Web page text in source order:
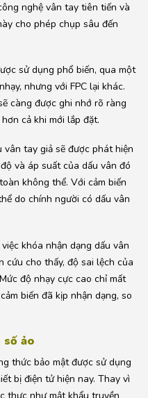
nghệ vân tay tiên tiến và
cho phép chụp sâu đến
sử dụng phổ biến, qua một
nhưng với FPC lại khác.
càng được ghi nhớ rõ ràng
cả khi mới lắp đặt.
vân tay giả sẽ được phát hiện
và áp suất của dấu vân đó
không thể. Với cảm biến
do chính người có dấu vân
khóa nhận dạng dấu vân
cứu cho thấy, độ sai lệch của
độ nhạy cực cao chỉ mất
biến đã kịp nhận dạng, so
số ảo
thức bảo mật được sử dụng
bị điện tử hiện nay. Thay vì